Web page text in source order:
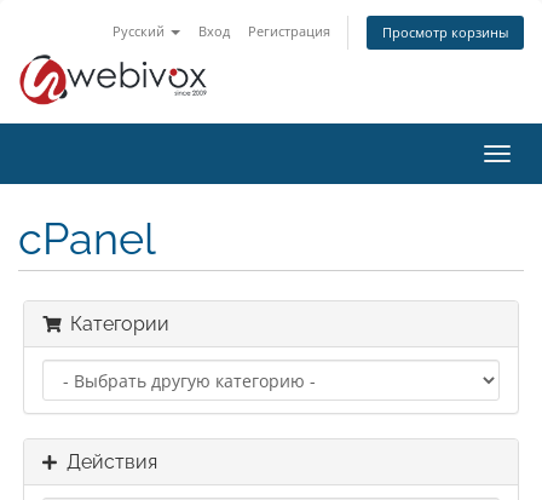
Русский Вход Регистрация Просмотр корзины
cPanel
Категории
Действия